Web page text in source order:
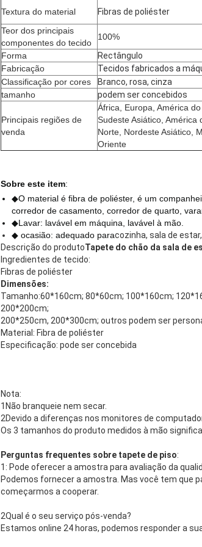
Textura do material Fibras de poliéster
Teor dos principais
componentes do tecido
100%
Forma
Rectângulo
Fabricação
Tecidos fabricados a
Classificação por cores
Branco, rosa, cinza
tamanho
podem ser concebidos
Principais regiões de
venda
África, Europa, América do
Sudeste Asiático, América
Norte, Nordeste Asiático,
Oriente
Sobre este item:
◆O material é fibra de poliéster , é um
corredor de casamento, corredor de quarto,
◆Lavar: lavável em máquina, lavável à mão.
◆ ocasião: adequado paracozinha, sala de
Descrição do produtoTapete do chão da sala de
Ingredientes de tecido:
Fibras de poliéster
Dimensões:
Tamanho:60*160cm; 80*60cm; 100*160cm;
200*200cm;
200*250cm, 200*300cm; outros podem ser
Material: Fibra de poliéster
Especificação: pode ser concebida
Nota:
1Não branqueie nem secar.
2Devido a diferenças nos monitores de
Os 3 tamanhos do produto medidos à mão
Perguntas frequentes sobre tapete de piso:
1: Pode oferecer a amostra para avaliação da
Podemos fornecer a amostra. Mas você tem que
começarmos a cooperar.
2Qual é o seu serviço pós-venda?
Estamos online 24 horas, podemos responder a